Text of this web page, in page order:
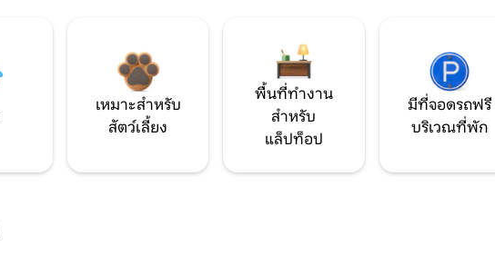
เหมาะสำหรับ
สัตว์เลี้ยง
พื้นที่ทำงาน
สำหรับ
แล็ปท็อป
มีที่จอดรถฟรี
บริเวณที่พัก